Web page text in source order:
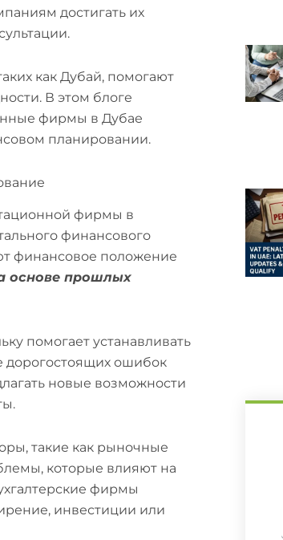
достигать их
как Дубай, помогают
В этом блоге
фирмы в Дубае
планировании.
фирмы в
финансового
финансовое положение
основе прошлых
помогает устанавливать
дорогостоящих ошибок
новые возможности
такие как рыночные
которые влияют на
фирмы
инвестиции или